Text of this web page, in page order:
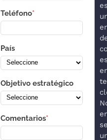
Teléfono*
País
Objetivo estratégico
Comentarios*